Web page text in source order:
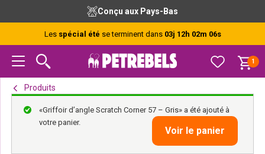
navigation
principale
principal
de
page
Conçu aux Pays-Bas
Les spécial été se terminent dans 03j 12h 02m 06s
1
Produits
«Griffoir d’angle Scratch Corner 57 – Gris» a été ajouté à
votre panier.
Voir le panier